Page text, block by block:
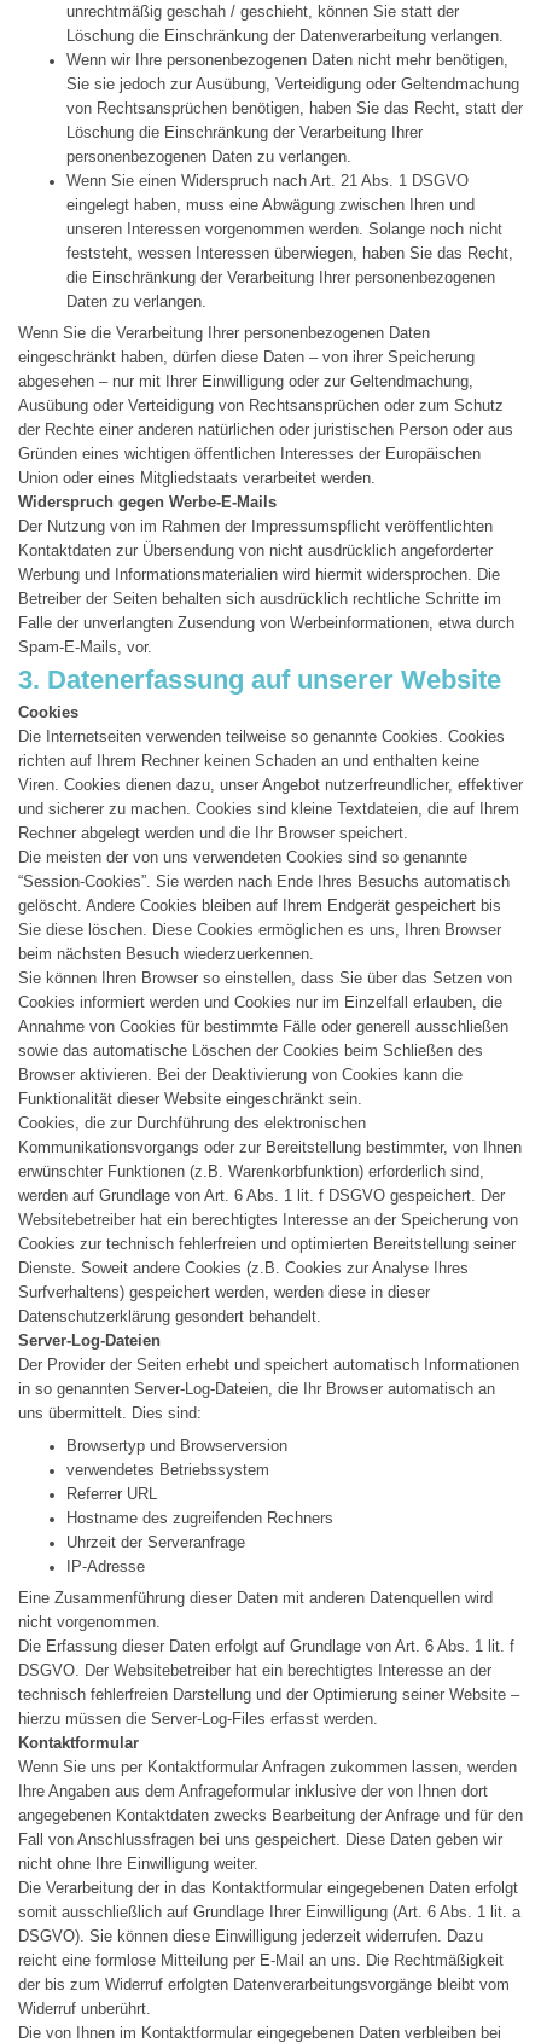
unrechtmäßig geschah / geschieht, können Sie statt der
Löschung die Einschränkung der Datenverarbeitung verlangen.
Wenn wir Ihre personenbezogenen Daten nicht mehr benötigen,
Sie sie jedoch zur Ausübung, Verteidigung oder Geltendmachung
von Rechtsansprüchen benötigen, haben Sie das Recht, statt der
Löschung die Einschränkung der Verarbeitung Ihrer
personenbezogenen Daten zu verlangen.
Wenn Sie einen Widerspruch nach Art. 21 Abs. 1 DSGVO
eingelegt haben, muss eine Abwägung zwischen Ihren und
unseren Interessen vorgenommen werden. Solange noch nicht
feststeht, wessen Interessen überwiegen, haben Sie das Recht,
die Einschränkung der Verarbeitung Ihrer personenbezogenen
Daten zu verlangen.
Wenn Sie die Verarbeitung Ihrer personenbezogenen Daten
eingeschränkt haben, dürfen diese Daten – von ihrer Speicherung
abgesehen – nur mit Ihrer Einwilligung oder zur Geltendmachung,
Ausübung oder Verteidigung von Rechtsansprüchen oder zum Schutz
der Rechte einer anderen natürlichen oder juristischen Person oder aus
Gründen eines wichtigen öffentlichen Interesses der Europäischen
Union oder eines Mitgliedstaats verarbeitet werden.
Widerspruch gegen Werbe-E-Mails
Der Nutzung von im Rahmen der Impressumspflicht veröffentlichten
Kontaktdaten zur Übersendung von nicht ausdrücklich angeforderter
Werbung und Informationsmaterialien wird hiermit widersprochen. Die
Betreiber der Seiten behalten sich ausdrücklich rechtliche Schritte im
Falle der unverlangten Zusendung von Werbeinformationen, etwa durch
Spam-E-Mails, vor.
3. Datenerfassung auf unserer Website
Cookies
Die Internetseiten verwenden teilweise so genannte Cookies. Cookies
richten auf Ihrem Rechner keinen Schaden an und enthalten keine
Viren. Cookies dienen dazu, unser Angebot nutzerfreundlicher, effektiver
und sicherer zu machen. Cookies sind kleine Textdateien, die auf Ihrem
Rechner abgelegt werden und die Ihr Browser speichert.
Die meisten der von uns verwendeten Cookies sind so genannte
“Session-Cookies”. Sie werden nach Ende Ihres Besuchs automatisch
gelöscht. Andere Cookies bleiben auf Ihrem Endgerät gespeichert bis
Sie diese löschen. Diese Cookies ermöglichen es uns, Ihren Browser
beim nächsten Besuch wiederzuerkennen.
Sie können Ihren Browser so einstellen, dass Sie über das Setzen von
Cookies informiert werden und Cookies nur im Einzelfall erlauben, die
Annahme von Cookies für bestimmte Fälle oder generell ausschließen
sowie das automatische Löschen der Cookies beim Schließen des
Browser aktivieren. Bei der Deaktivierung von Cookies kann die
Funktionalität dieser Website eingeschränkt sein.
Cookies, die zur Durchführung des elektronischen
Kommunikationsvorgangs oder zur Bereitstellung bestimmter, von Ihnen
erwünschter Funktionen (z.B. Warenkorbfunktion) erforderlich sind,
werden auf Grundlage von Art. 6 Abs. 1 lit. f DSGVO gespeichert. Der
Websitebetreiber hat ein berechtigtes Interesse an der Speicherung von
Cookies zur technisch fehlerfreien und optimierten Bereitstellung seiner
Dienste. Soweit andere Cookies (z.B. Cookies zur Analyse Ihres
Surfverhaltens) gespeichert werden, werden diese in dieser
Datenschutzerklärung gesondert behandelt.
Server-Log-Dateien
Der Provider der Seiten erhebt und speichert automatisch Informationen
in so genannten Server-Log-Dateien, die Ihr Browser automatisch an
uns übermittelt. Dies sind:
Browsertyp und Browserversion
verwendetes Betriebssystem
Referrer URL
Hostname des zugreifenden Rechners
Uhrzeit der Serveranfrage
IP-Adresse
Eine Zusammenführung dieser Daten mit anderen Datenquellen wird
nicht vorgenommen.
Die Erfassung dieser Daten erfolgt auf Grundlage von Art. 6 Abs. 1 lit. f
DSGVO. Der Websitebetreiber hat ein berechtigtes Interesse an der
technisch fehlerfreien Darstellung und der Optimierung seiner Website –
hierzu müssen die Server-Log-Files erfasst werden.
Kontaktformular
Wenn Sie uns per Kontaktformular Anfragen zukommen lassen, werden
Ihre Angaben aus dem Anfrageformular inklusive der von Ihnen dort
angegebenen Kontaktdaten zwecks Bearbeitung der Anfrage und für den
Fall von Anschlussfragen bei uns gespeichert. Diese Daten geben wir
nicht ohne Ihre Einwilligung weiter.
Die Verarbeitung der in das Kontaktformular eingegebenen Daten erfolgt
somit ausschließlich auf Grundlage Ihrer Einwilligung (Art. 6 Abs. 1 lit. a
DSGVO). Sie können diese Einwilligung jederzeit widerrufen. Dazu
reicht eine formlose Mitteilung per E-Mail an uns. Die Rechtmäßigkeit
der bis zum Widerruf erfolgten Datenverarbeitungsvorgänge bleibt vom
Widerruf unberührt.
Die von Ihnen im Kontaktformular eingegebenen Daten verbleiben bei